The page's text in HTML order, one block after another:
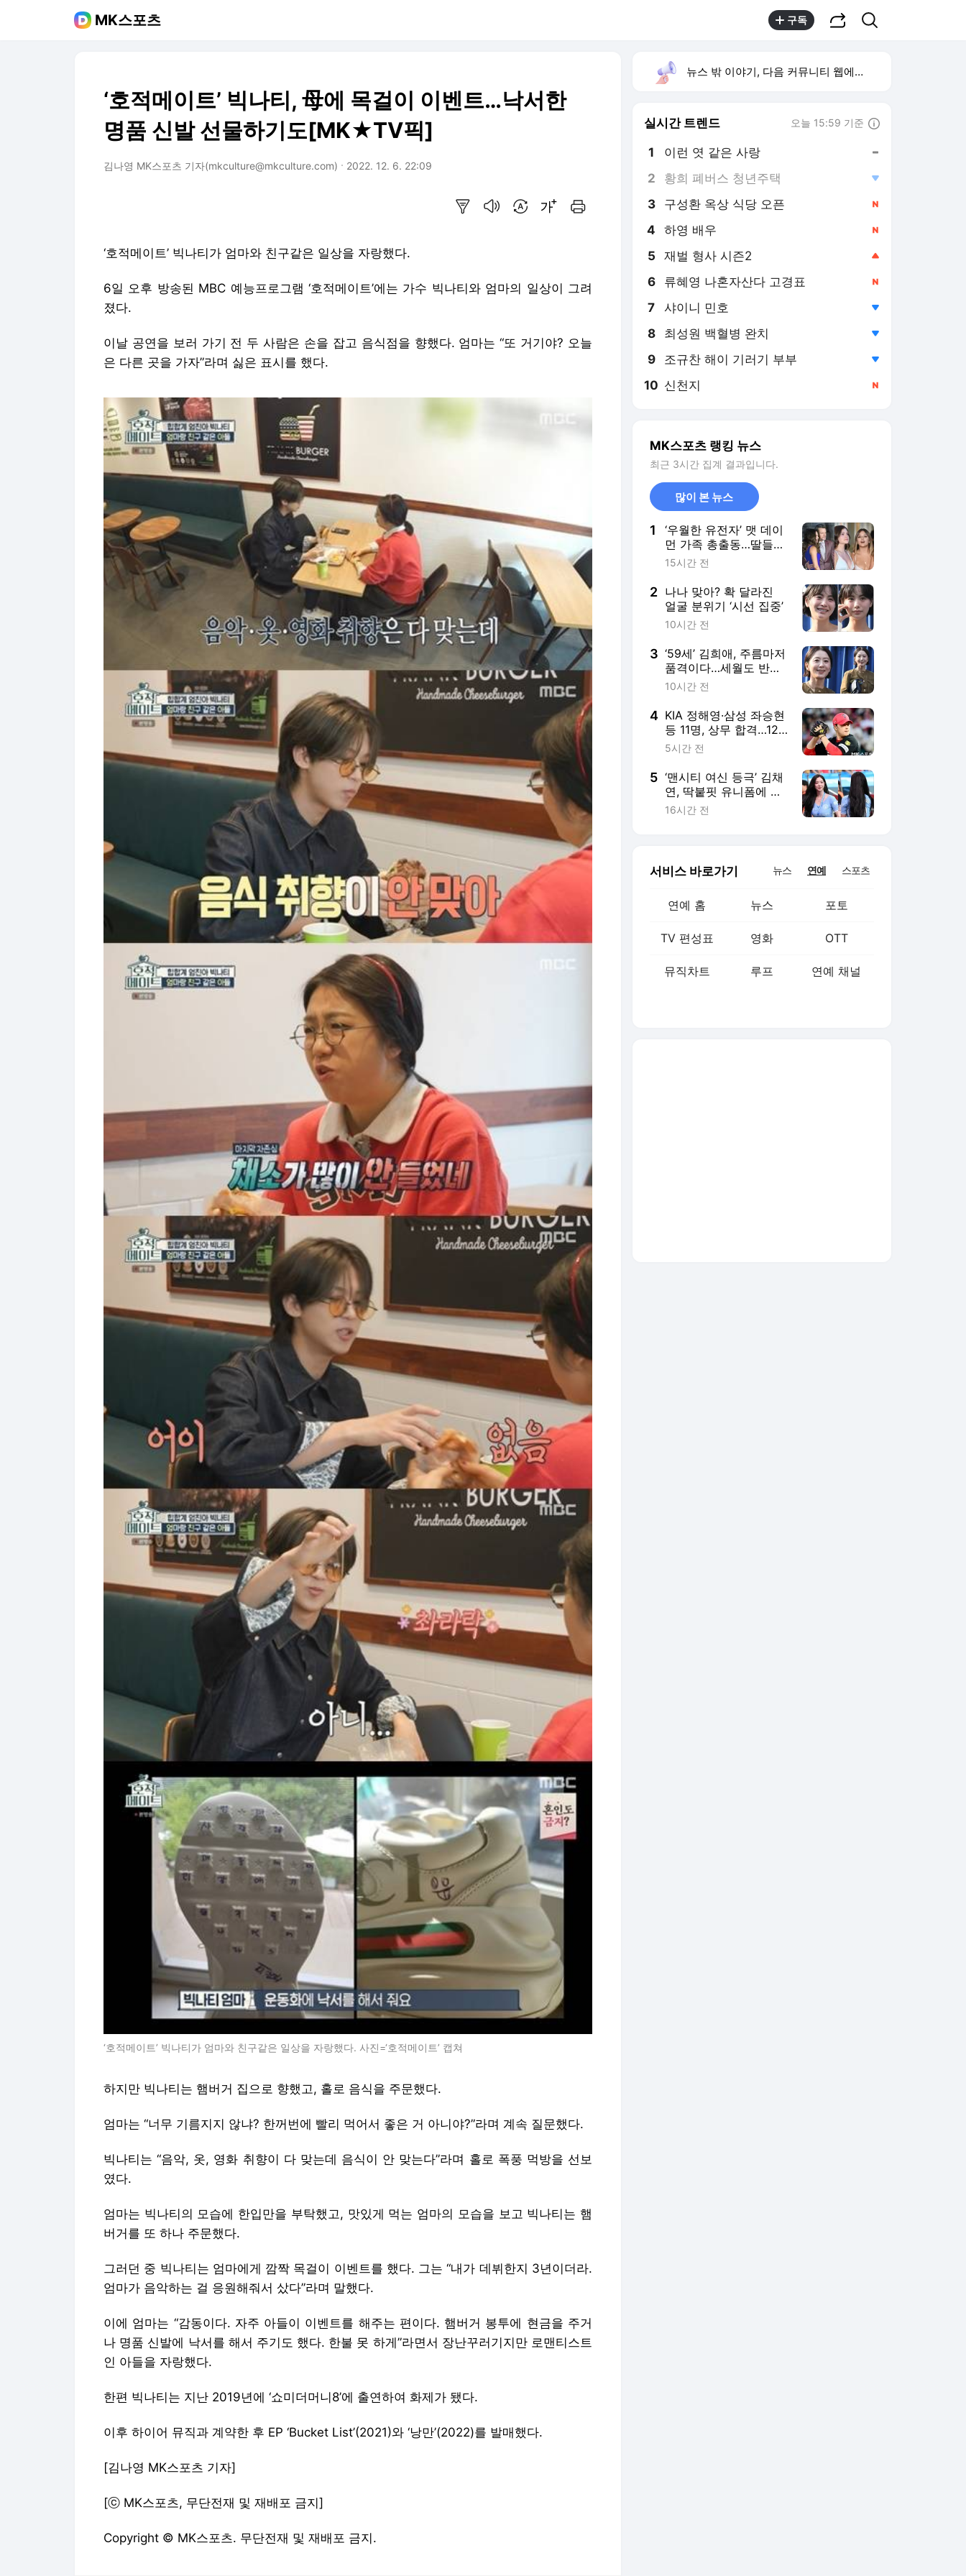
MK스포츠 구독
‘호적메이트’ 빅나티, 母에 목걸이 이벤트…낙서한
명품 신발 선물하기도[MK★TV픽]
김나영 MK스포츠 기자(mkculture@mkculture.com) 2022. 12. 6. 22:09
‘호적메이트’ 빅나티가 엄마와 친구같은 일상을 자랑했다.
6일 오후 방송된 MBC 예능프로그램 ‘호적메이트’에는 가수 빅나티와 엄마의 일상이 그려
졌다.
이날 공연을 보러 가기 전 두 사람은 손을 잡고 음식점을 향했다. 엄마는 “또 거기야? 오늘
은 다른 곳을 가자”라며 싫은 표시를 했다.
‘호적메이트’ 빅나티가 엄마와 친구같은 일상을 자랑했다. 사진=‘호적메이트’ 캡쳐
하지만 빅나티는 햄버거 집으로 향했고, 홀로 음식을 주문했다.
엄마는 “너무 기름지지 않냐? 한꺼번에 빨리 먹어서 좋은 거 아니야?”라며 계속 질문했다.
빅나티는 “음악, 옷, 영화 취향이 다 맞는데 음식이 안 맞는다”라며 홀로 폭풍 먹방을 선보
였다.
엄마는 빅나티의 모습에 한입만을 부탁했고, 맛있게 먹는 엄마의 모습을 보고 빅나티는 햄
버거를 또 하나 주문했다.
그러던 중 빅나티는 엄마에게 깜짝 목걸이 이벤트를 했다. 그는 “내가 데뷔한지 3년이더라.
엄마가 음악하는 걸 응원해줘서 샀다”라며 말했다.
이에 엄마는 “감동이다. 자주 아들이 이벤트를 해주는 편이다. 햄버거 봉투에 현금을 주거
나 명품 신발에 낙서를 해서 주기도 했다. 한불 못 하게”라면서 장난꾸러기지만 로맨티스트
인 아들을 자랑했다.
한편 빅나티는 지난 2019년에 ‘쇼미더머니8’에 출연하여 화제가 됐다.
이후 하이어 뮤직과 계약한 후 EP ‘Bucket List’(2021)와 ‘낭만’(2022)를 발매했다.
[김나영 MK스포츠 기자]
[ⓒ MK스포츠, 무단전재 및 재배포 금지]
Copyright © MK스포츠. 무단전재 및 재배포 금지.
뉴스 밖 이야기, 다음 커뮤니티 웹에서 보기
실시간 트렌드 오늘 15:59 기준
1 이런 엿 같은 사랑
2 황희 폐버스 청년주택
3 구성환 옥상 식당 오픈
4 하영 배우
5 재벌 형사 시즌2
6 류혜영 나혼자산다 고경표
7 샤이니 민호
8 최성원 백혈병 완치
9 조규찬 해이 기러기 부부
10 신천지
MK스포츠 랭킹 뉴스
최근 3시간 집계 결과입니다.
많이 본 뉴스
1
‘우월한 유전자’ 맷 데이
먼 가족 총출동…딸들의
미모까지 빛난 레드카펫
15시간 전
2 나나 맞아? 확 달라진
얼굴 분위기 ‘시선 집중’
10시간 전
3 ‘59세’ 김희애, 주름마저
품격이다…세월도 반한
우아함
10시간 전
4 KIA 정해영·삼성 좌승현
등 11명, 상무 합격…12
월 입대
5시간 전
5 ‘맨시티 여신 등극’ 김채
연, 딱붙핏 유니폼에 이
런 비밀이?
16시간 전
서비스 바로가기 뉴스 연예 스포츠
연예 홈 뉴스 포토
TV 편성표 영화 OTT
뮤직차트 루프 연예 채널